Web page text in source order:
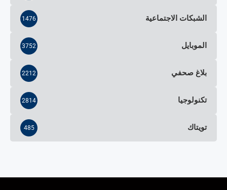
الشبكات الاجتماعية 1476
الموبايل 3752
بلاغ صحفي 2212
تكنولوجيا 2814
تويتاك 485